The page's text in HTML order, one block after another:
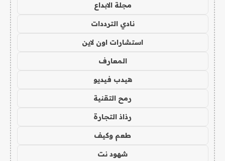
مجلة الابداع
نادي الترددات
استشارات اون لاين
المعارف
هيدب فيديو
رمح التقنية
رذاذ التجارة
طعم وكيف
شهود نت